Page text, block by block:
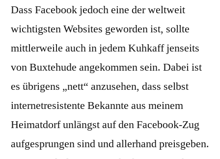
Dass Facebook jedoch eine der weltweit
wichtigsten Websites geworden ist, sollte
mittlerweile auch in jedem Kuhkaff jenseits
von Buxtehude angekommen sein. Dabei ist
es übrigens „nett“ anzusehen, dass selbst
internetresistente Bekannte aus meinem
Heimatdorf unlängst auf den Facebook-Zug
aufgesprungen sind und allerhand preisgeben.